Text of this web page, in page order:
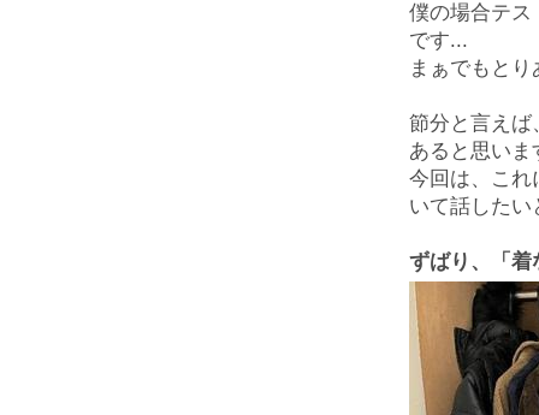
僕の場合テス
です...
まぁでもと
節分と言えば
あると思いま
今回は、これ
いて話したい
ずばり、「着